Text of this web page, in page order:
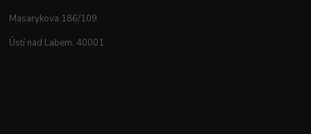
Masarykova 186/109
Ústí nad Labem, 40001